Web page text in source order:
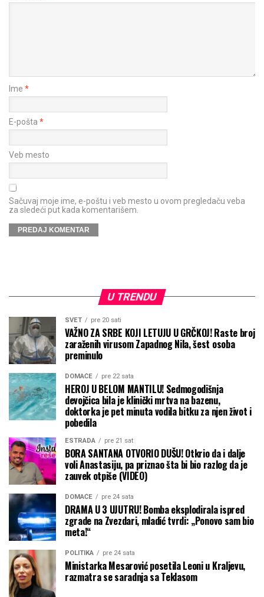
Ime *
E-pošta *
Veb mesto
Sačuvaj moje ime, e-poštu i veb mesto u ovom pregledaču veba
za sledeći put kada komentarišem.
U TRENDU
SVET pre 20 sati
VAŽNO ZA SRBE KOJI LETUJU U GRČKOJ! Raste broj
zaraženih virusom Zapadnog Nila, šest osoba
preminulo
DOMAĆE pre 22 sata
HEROJ U BELOM MANTILU! Sedmogodišnja
devojčica bila je klinički mrtva na bazenu,
doktorka je pet minuta vodila bitku za njen život i
pobedila
ESTRADA pre 21 sat
BORA SANTANA OTVORIO DUŠU! Otkrio da i dalje
voli Anastasiju, pa priznao šta bi bio razlog da je
zauvek otpiše (VIDEO)
DOMAĆE pre 24 sata
DRAMA U 3 UJUTRU! Bomba eksplodirala ispred
zgrade na Zvezdari, mladić tvrdi: „Ponovo sam bio
meta!“
POLITIKA pre 24 sata
Ministarka Mesarović posetila Leoni u Kraljevu,
razmatra se saradnja sa Teklasom